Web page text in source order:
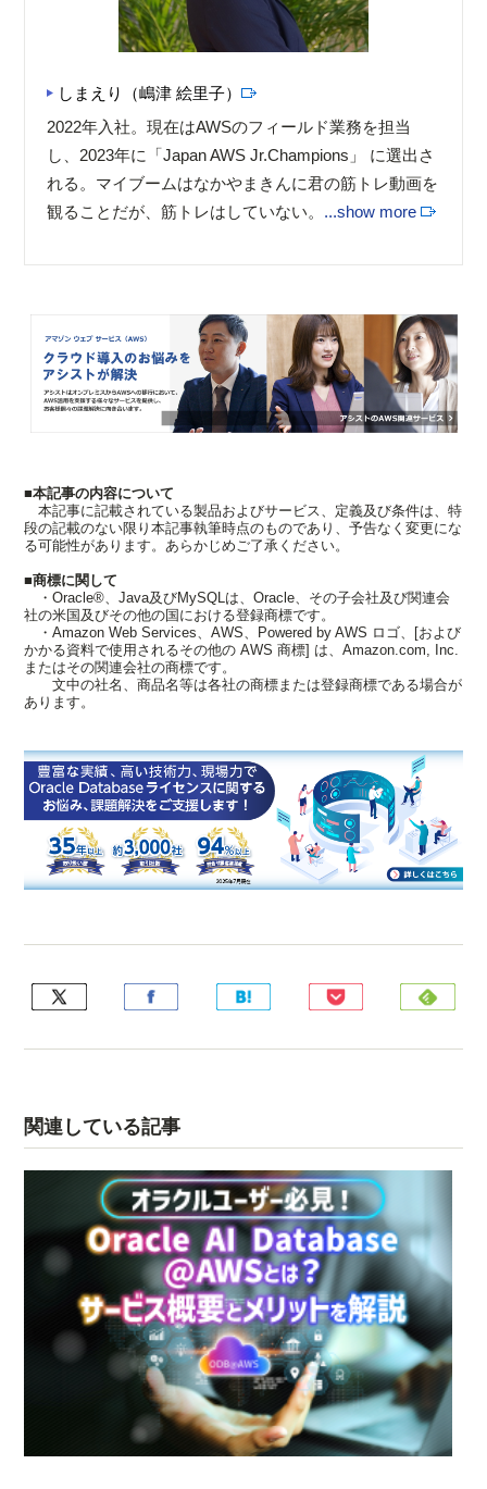
しまえり（嶋津 絵里子）
2022年入社。現在はAWSのフィールド業務を担当
し、2023年に「Japan AWS Jr.Champions」 に選出さ
れる。マイブームはなかやまきんに君の筋トレ動画を
観ることだが、筋トレはしていない。 ...show more
■本記事の内容について
本記事に記載されている製品およびサービス、定義及び条件は、特
段の記載のない限り本記事執筆時点のものであり、予告なく変更にな
る可能性があります。あらかじめご了承ください。
■商標に関して
・Oracle®、Java及びMySQLは、Oracle、その子会社及び関連会
社の米国及びその他の国における登録商標です。
・Amazon Web Services、AWS、Powered by AWS ロゴ、[および
かかる資料で使用されるその他の AWS 商標] は、Amazon.com, Inc.
またはその関連会社の商標です。
文中の社名、商品名等は各社の商標または登録商標である場合が
あります。
関連している記事